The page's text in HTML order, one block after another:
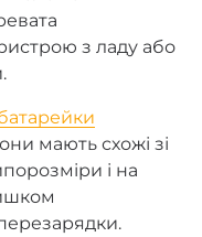
з ладу або
мають схожі зі
і на